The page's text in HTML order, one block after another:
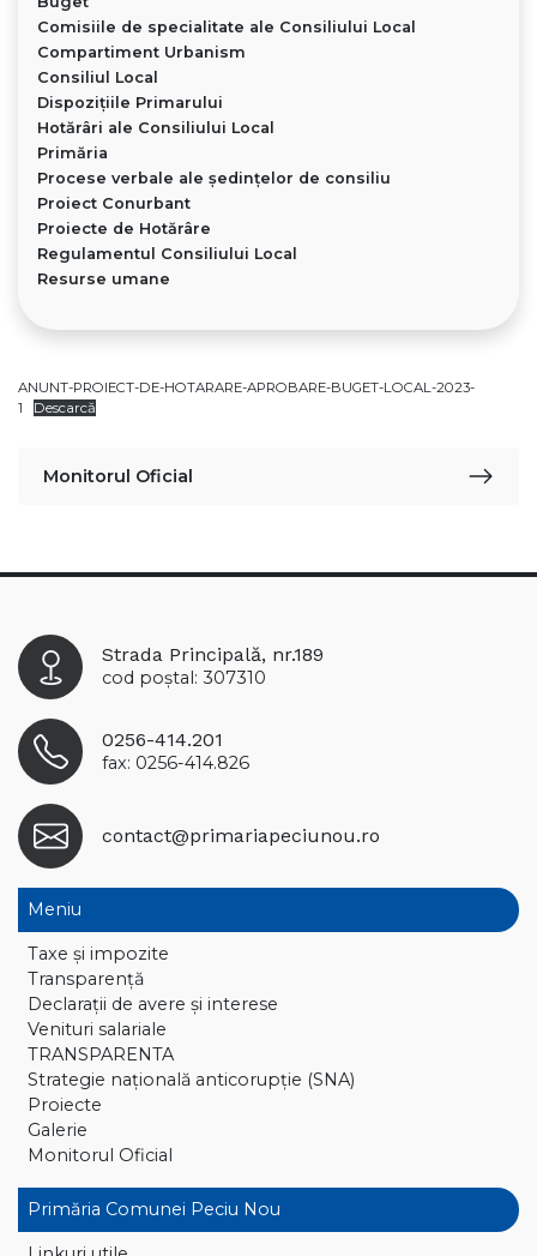
Comisiile de specialitate ale Consiliului Local
Compartiment Urbanism
Consiliul Local
Dispoziţiile Primarului
Hotărâri ale Consiliului Local
Primăria
Procese verbale ale ședințelor de consiliu
Proiect Conurbant
Proiecte de Hotărâre
Regulamentul Consiliului Local
Resurse umane
ANUNT-PROIECT-DE-HOTARARE-APROBARE-BUGET-LOCAL-2023-
1
Descarcă
Monitorul Oficial
Strada Principală, nr.189
cod poștal: 307310
0256-414.201
fax: 0256-414.826
contact@primariapeciunou.ro
Meniu
Taxe și impozite
Transparență
Declaraţii de avere și interese
Venituri salariale
TRANSPARENTA
Strategie națională anticorupție (SNA)
Proiecte
Galerie
Monitorul Oficial
Primăria Comunei Peciu Nou